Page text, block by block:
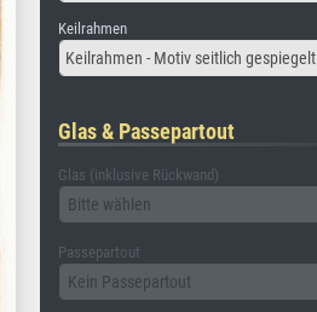
Keilrahmen
Keilrahmen - Motiv seitlich gespiegelt
Glas & Passepartout
Glas (inklusive Rückwand)
Bitte wählen
Passepartout
Kein Passepartout